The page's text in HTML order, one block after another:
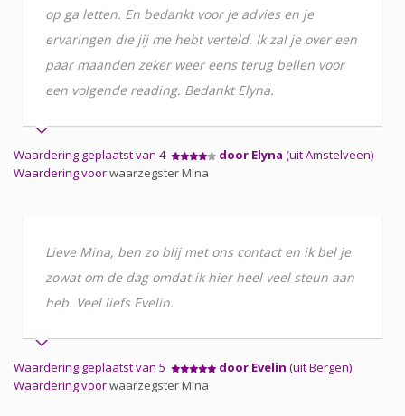
op ga letten. En bedankt voor je advies en je
ervaringen die jij me hebt verteld. Ik zal je over een
paar maanden zeker weer eens terug bellen voor
een volgende reading. Bedankt Elyna.
Waardering geplaatst van 4 door Elyna (uit Amstelveen)
Waardering voorwaarzegster Mina
Lieve Mina, ben zo blij met ons contact en ik bel je
zowat om de dag omdat ik hier heel veel steun aan
heb. Veel liefs Evelin.
Waardering geplaatst van 5 door Evelin (uit Bergen)
Waardering voorwaarzegster Mina